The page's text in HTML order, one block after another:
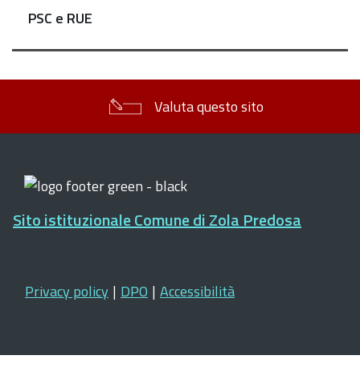
PSC e RUE
Valuta questo sito
Sito istituzionale Comune di Zola Predosa
Privacy policy | DPO | Accessibilità